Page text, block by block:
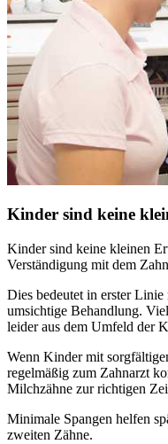
Kinder sind keine
Kinder sind keine kleinen
Verständigung mit dem
Dies bedeutet in erster
umsichtige Behandlung.
leider aus dem Umfeld der
Wenn Kinder mit
regelmäßig zum Zahnarzt
Milchzähne zur richtigen
Minimale Spangen helfen
zweiten Zähne.